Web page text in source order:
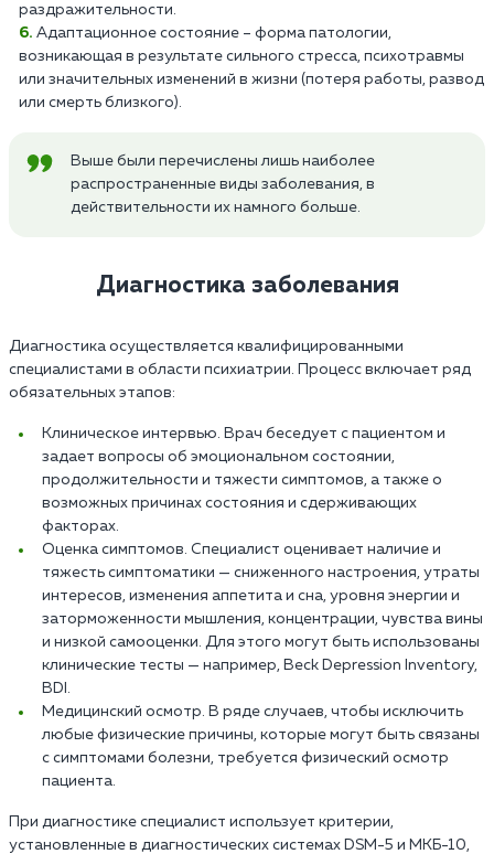
раздражительности.
Адаптационное состояние – форма патологии,
возникающая в результате сильного стресса, психотравмы
или значительных изменений в жизни (потеря работы, развод
или смерть близкого).
Выше были перечислены лишь наиболее
распространенные виды заболевания, в
действительности их намного больше.
Диагностика заболевания
Диагностика осуществляется квалифицированными
специалистами в области психиатрии. Процесс включает ряд
обязательных этапов:
Клиническое интервью. Врач беседует с пациентом и
задает вопросы об эмоциональном состоянии,
продолжительности и тяжести симптомов, а также о
возможных причинах состояния и сдерживающих
факторах.
Оценка симптомов. Специалист оценивает наличие и
тяжесть симптоматики — сниженного настроения, утраты
интересов, изменения аппетита и сна, уровня энергии и
заторможенности мышления, концентрации, чувства вины
и низкой самооценки. Для этого могут быть использованы
клинические тесты — например, Beck Depression Inventory,
BDI.
Медицинский осмотр. В ряде случаев, чтобы исключить
любые физические причины, которые могут быть связаны
с симптомами болезни, требуется физический осмотр
пациента.
При диагностике специалист использует критерии,
установленные в диагностических системах DSM-5 и МКБ-10,